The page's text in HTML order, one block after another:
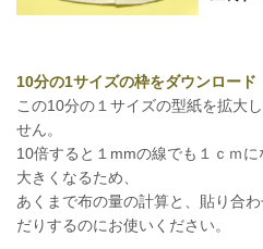
10分の1サイズの枠をダウンロード
この10分の１サイズの型紙を拡大
せん。
10倍すると１mmの線でも１ｃｍ
大きくなるため、
あくまで布の量の計算と、貼り合
だりするのにお使いください。